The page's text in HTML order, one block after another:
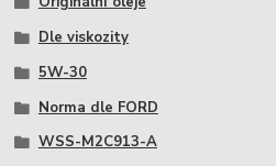
Dle viskozity
5W-30
Norma dle FORD
WSS-M2C913-A